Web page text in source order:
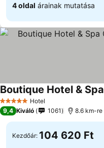
4 oldal árainak mutatása
5 KategóriaHotel
Árak megjelenítése
9,4 Kiváló 1061 8.6 km-re
Kezdőár: 104 620 Ft